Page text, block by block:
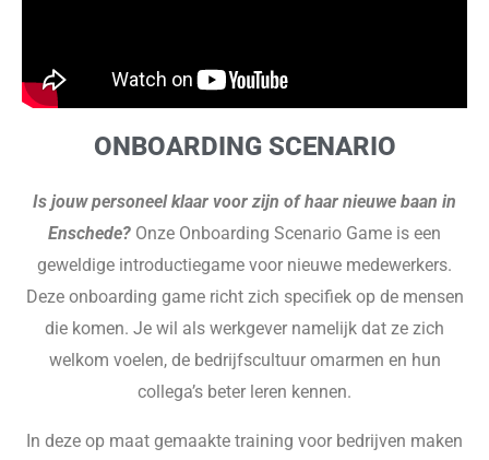
ONBOARDING SCENARIO
Is jouw personeel klaar voor zijn of haar nieuwe baan in
Enschede? Onze Onboarding Scenario Game is een
geweldige introductiegame voor nieuwe medewerkers.
Deze onboarding game richt zich specifiek op de mensen
die komen. Je wil als werkgever namelijk dat ze zich
welkom voelen, de bedrijfscultuur omarmen en hun
collega’s beter leren kennen.
In deze op maat gemaakte training voor bedrijven maken